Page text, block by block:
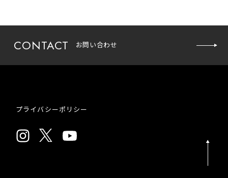
CONTACT お問い合わせ
プライバシーポリシー